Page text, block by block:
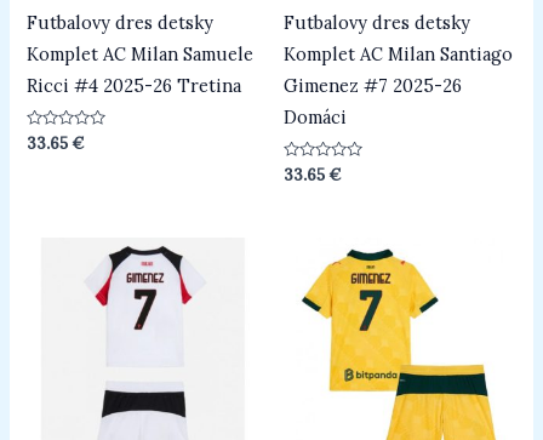
Futbalovy dres detsky
Komplet AC Milan Samuele
Ricci #4 2025-26 Tretina
Hodnotenie
0
33.65€
Futbalovy dres detsky
Komplet AC Milan Santiago
Gimenez #7 2025-26
Domáci
Hodnotenie
0
33.65€